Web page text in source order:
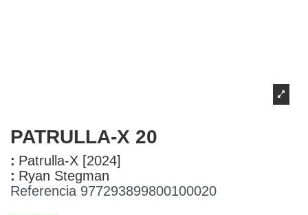
PATRULLA-X 20
: Patrulla-X [2024]
: Ryan Stegman
Referencia 977293899800100020